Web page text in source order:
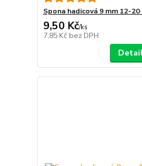
Spona hadicová 9 mm 12-
9,50 Kč/ks
7,85 Kč bez DPH